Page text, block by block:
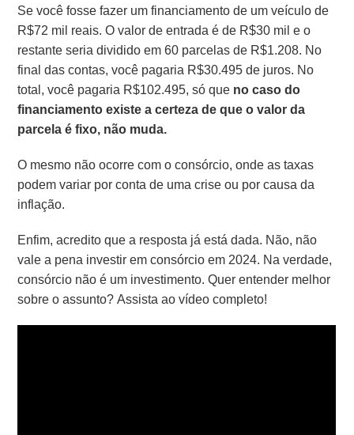
Se você fosse fazer um financiamento de um veículo de
R$72 mil reais. O valor de entrada é de R$30 mil e o
restante seria dividido em 60 parcelas de R$1.208. No
final das contas, você pagaria R$30.495 de juros. No
total, você pagaria R$102.495, só que no caso do
financiamento existe a certeza de que o valor da
parcela é fixo, não muda.
O mesmo não ocorre com o consórcio, onde as taxas
podem variar por conta de uma crise ou por causa da
inflação.
Enfim, acredito que a resposta já está dada. Não, não
vale a pena investir em consórcio em 2024. Na verdade,
consórcio não é um investimento. Quer entender melhor
sobre o assunto? Assista ao vídeo completo!